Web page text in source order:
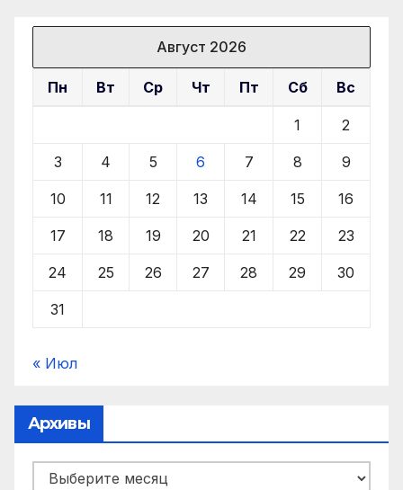
Август 2026
Пн Вт Ср Чт Пт Сб Вс
1 2
3 4 5 6 7 8 9
10 11 12 13 14 15 16
17 18 19 20 21 22 23
24 25 26 27 28 29 30
31
« Июл
Архивы
Архивы